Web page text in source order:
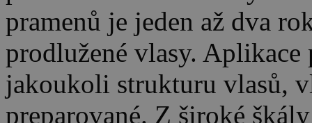
pramenů je jeden až dva
prodlužené vlasy. Aplikace
jakoukoli strukturu vlasů,
preparované. Z široké